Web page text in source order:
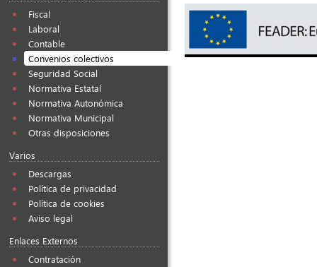
Fiscal
Laboral
Contable
Convenios colectivos
Seguridad Social
Normativa Estatal
Normativa Autonómica
Normativa Municipal
Otras disposiciones
Varios
Descargas
Política de privacidad
Política de cookies
Aviso legal
Enlaces Externos
Contratación